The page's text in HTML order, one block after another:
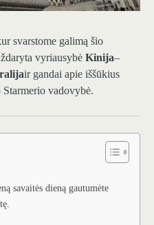
svarstome galimą šio
vyriausybė Kinija–
ir gandai apie iššūkius
vadovybė.
savaitės dieną gautumėte